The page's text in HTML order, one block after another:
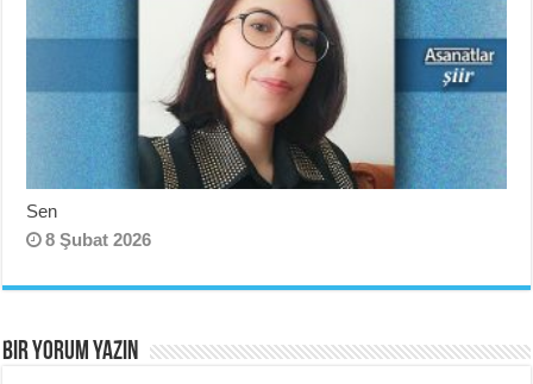
Sen
8 Şubat 2026
BIR YORUM YAZIN